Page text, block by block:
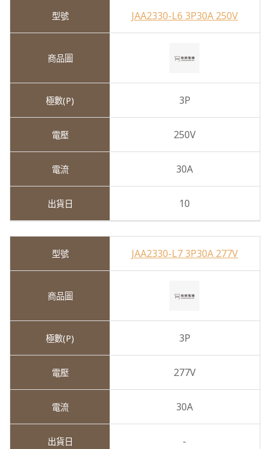
JAA2330-L6 3P30A 250V
3P
250V
30A
10
JAA2330-L7 3P30A 277V
3P
277V
30A
-